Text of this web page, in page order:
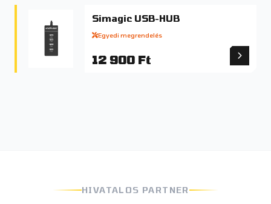
Simagic USB-HUB
Egyedi megrendelés
12 900 Ft
HIVATALOS PARTNER